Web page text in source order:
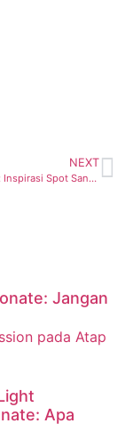
NEXT
Gazebo Estetik: Inspirasi Spot Santai Modern dengan Atap Bening
Jangan
Apa